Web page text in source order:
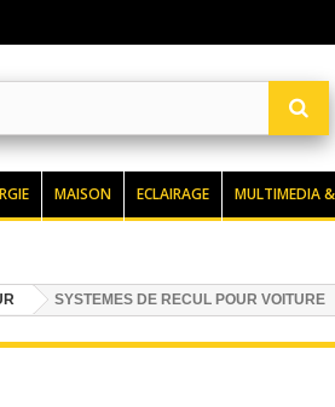
MAISON ECLAIRAGE MULTIMEDIA
SYSTEMES DE RECUL POUR VOITURE